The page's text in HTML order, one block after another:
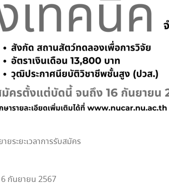
ระยะเวลาการรับสมัคร
กันยายน 2567